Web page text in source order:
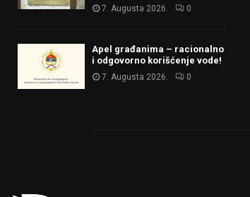
7. Augusta 2026. 0
Apel građanima – racionalno
i odgovorno korišćenje vode!
7. Augusta 2026. 0